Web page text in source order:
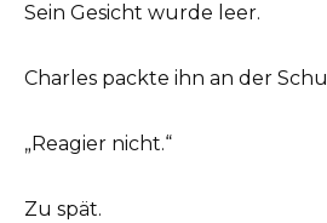
Sein Gesicht wurde leer.
Charles packte ihn an der
„Reagier nicht.“
Zu spät.